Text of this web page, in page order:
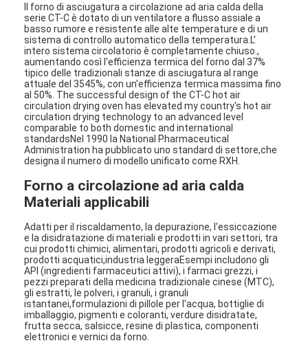
Il forno di asciugatura a circolazione ad aria calda della
serie CT-C è dotato di un ventilatore a flusso assiale a
basso rumore e resistente alle alte temperature e di un
sistema di controllo automatico della temperatura.L'
intero sistema circolatorio è completamente chiuso.,
aumentando così l'efficienza termica del forno dal 3­7%
tipico delle tradizionali stanze di asciugatura al range
attuale del 35­45%, con un'efficienza termica massima fino
al 50%. The successful design of the CT-C hot air
circulation drying oven has elevated my country's hot air
circulation drying technology to an advanced level
comparable to both domestic and international
standardsNel 1990 la National Pharmaceutical
Administration ha pubblicato uno standard di settore,che
designa il numero di modello unificato come RXH.
Forno a circolazione ad aria calda
Materiali applicabili
Adatti per il riscaldamento, la depurazione, l'essiccazione
e la disidratazione di materiali e prodotti in vari settori, tra
cui prodotti chimici, alimentari, prodotti agricoli e derivati,
prodotti acquatici,industria leggeraEsempi includono gli
API (ingredienti farmaceutici attivi), i farmaci grezzi, i
pezzi preparati della medicina tradizionale cinese (MTC),
gli estratti, le polveri, i granuli, i granuli
istantanei,formulazioni di pillole per l'acqua, bottiglie di
imballaggio, pigmenti e coloranti, verdure disidratate,
frutta secca, salsicce, resine di plastica, componenti
elettronici e vernici da forno.